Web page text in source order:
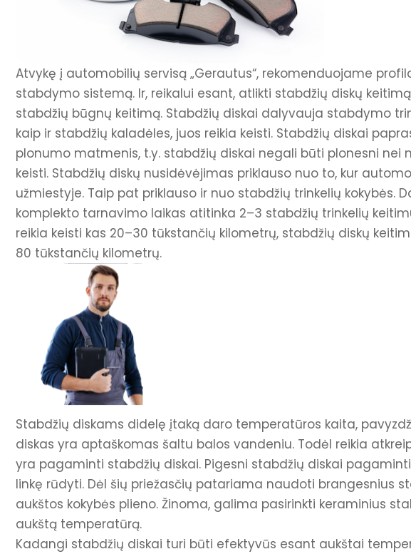
Atvykę į automobilių servisą „Gerautus“, rekomenduojame
stabdymo sistemą. Ir, reikalui esant, atlikti stabdžių diskų
stabdžių būgnų keitimą. Stabdžių diskai dalyvauja stabdymo
kaip ir stabdžių kaladėles, juos reikia keisti. Stabdžių diskai
plonumo matmenis, t.y. stabdžių diskai negali būti plonesni nei
keisti. Stabdžių diskų nusidėvėjimas priklauso nuo to, kur
užmiestyje. Taip pat priklauso ir nuo stabdžių trinkelių kokybės.
komplekto tarnavimo laikas atitinka 2–3 stabdžių trinkelių
reikia keisti kas 20–30 tūkstančių kilometrų, stabdžių diskų
80 tūkstančių kilometrų.
Stabdžių diskams didelę įtaką daro temperatūros kaita,
diskas yra aptaškomas šaltu balos vandeniu. Todėl reikia
yra pagaminti stabdžių diskai. Pigesni stabdžių diskai
linkę rūdyti. Dėl šių priežasčių patariama naudoti brangesnius
aukštos kokybės plieno. Žinoma, galima pasirinkti keraminius
aukštą temperatūrą.
Kadangi stabdžių diskai turi būti efektyvūs esant aukštai